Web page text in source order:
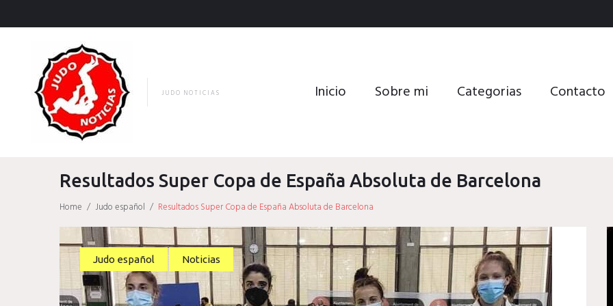
to
JUDO NOTICIAS Inicio Sobre mi Categorias Contacto
Resultados Super Copa de España Absoluta de Barcelona
Home / Judo español / Resultados Super Copa de España Absoluta de Barcelona
Judo español Noticias